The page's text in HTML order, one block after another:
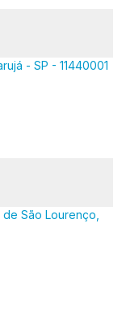
- SP - 11440001
São Lourenço,